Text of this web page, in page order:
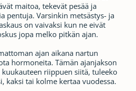
maitoa, tekevät pesää ja
pentuja. Varsinkin metsästys- ja
on vaivaksi kun ne eivät
jopa melko pitkän ajan.
ajan aikana nartun
hormoneita. Tämän ajanjakson
riippuen siitä, tuleeko
kaksi tai kolme kertaa vuodessa.